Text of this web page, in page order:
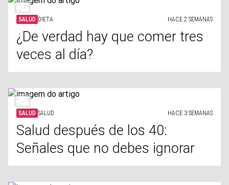
SALUD DIETA HACE 2 SEMANAS
¿De verdad hay que comer tres
veces al día?
SALUD SALUD HACE 3 SEMANAS
Salud después de los 40:
Señales que no debes ignorar